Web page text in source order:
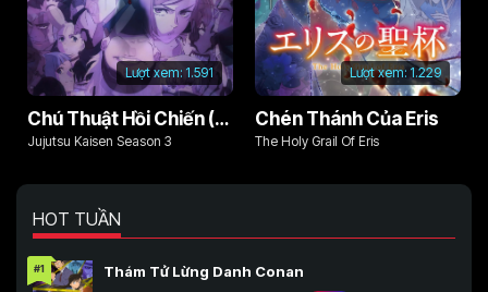
Lượt xem: 1.591
Chú Thuật Hồi Chiến (Phần 3)
Jujutsu Kaisen Season 3
Lượt xem: 1.229
Chén Thánh Của Eris
The Holy Grail Of Eris
HOT TUẦN
#1 Thám Tử Lừng Danh Conan